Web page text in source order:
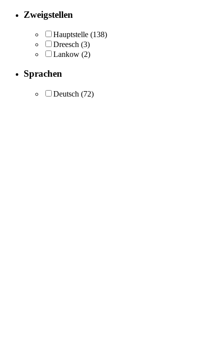
Zweigstellen
Hauptstelle (138)
Dreesch (3)
Lankow (2)
Sprachen
Deutsch (72)